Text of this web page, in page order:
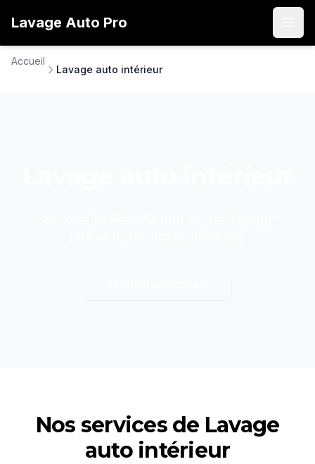
Lavage Auto Pro
Accueil
Lavage auto intérieur
Nos services de Lavage
auto intérieur